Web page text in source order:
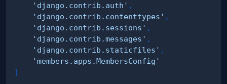
'django.contrib.auth' ,
'django.contrib.contenttypes' ,
'django.contrib.sessions' ,
'django.contrib.messages' ,
'django.contrib.staticfiles' ,
'members.apps.MembersConfig'
]